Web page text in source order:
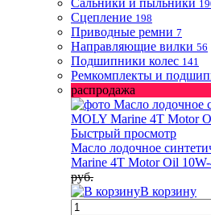
Сальники и пыльники
Сцепление 198
Приводные ремни 7
Направляющие вилки 56
Подшипники колес 141
Ремкомплекты и
распродажа
Быстрый просмотр
Масло лодочное
Marine 4T Motor Oil
руб.
В корзину